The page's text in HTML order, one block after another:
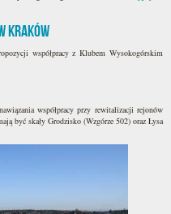
Kraków
współpracy z Klubem Wysokogórskim
współpracy przy rewitalizacji rejonów
być skały Grodzisko (Wzgórze 502) oraz Łysa